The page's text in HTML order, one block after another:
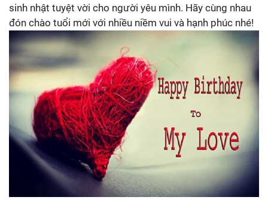
sinh nhật tuyệt vời cho người yêu mình. Hãy cùng nhau
đón chào tuổi mới với nhiều niềm vui và hạnh phúc nhé!